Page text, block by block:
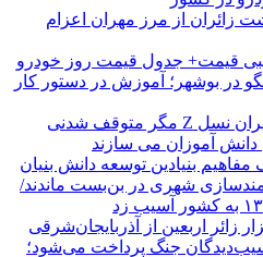
زائران از مرز مهران اعزام
قیمت+ جدول قیمت روز خودرو
در بوشهر؛ آموزش در دستور کار
سیلیکن ولیِ تهران؛ این ایران نسل Z مگر متوقف شدنی
دانش آموزان می سازند
بنیادین توسعه دانش بنیان
شهری در بن‌بست ماندند/
جنگ پرداخت می‌شود؛